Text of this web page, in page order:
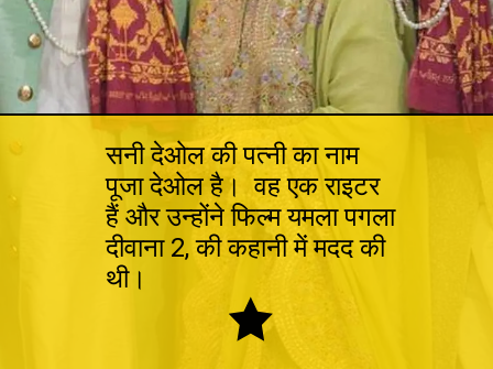
सनी देओल की पत्नी का नाम
पूजा देओल है। वह एक राइटर
हैं और उन्होंने फिल्म यमला पगला
दीवाना 2, की कहानी में मदद की
थी।